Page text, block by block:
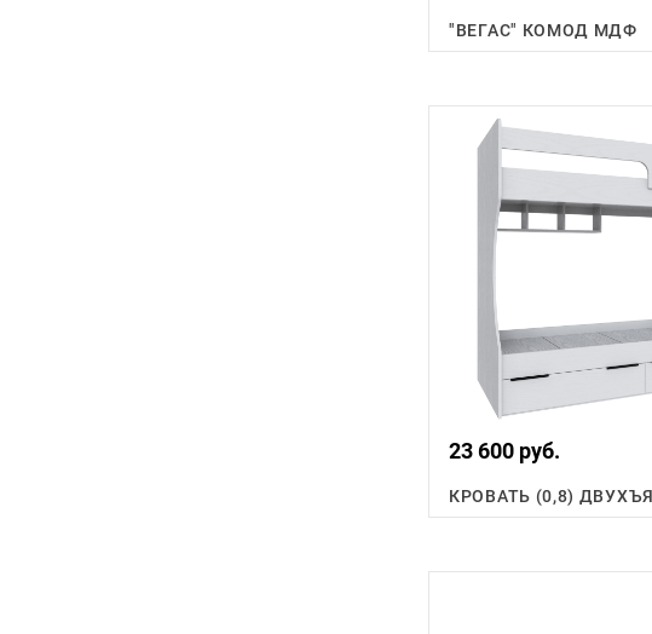
"ВЕГАС" КОМОД МДФ
23 600 руб.
КРОВАТЬ (0,8)